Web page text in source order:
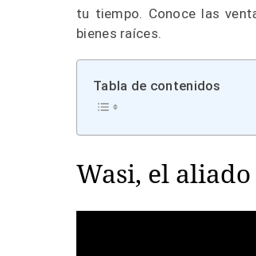
tu tiempo. Conoce las
bienes raíces.
Tabla de contenidos
Wasi, el